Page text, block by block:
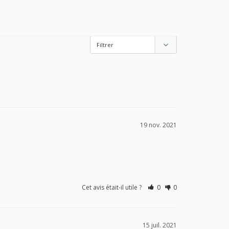
19 nov. 2021
Cet avis était-il utile ? 0 0
15 juil. 2021